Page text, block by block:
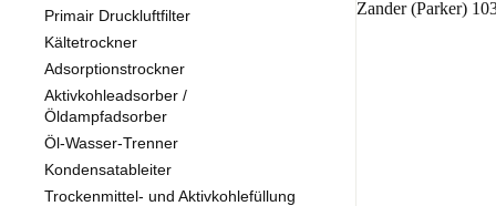
Primair Druckluftfilter
Kältetrockner
Adsorptionstrockner
Aktivkohleadsorber /
Öldampfadsorber
Öl-Wasser-Trenner
Kondensatableiter
Trockenmittel- und Aktivkohlefüllung